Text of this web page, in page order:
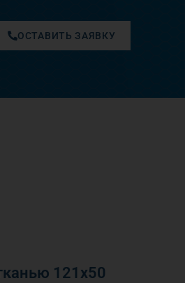
ОСТАВИТЬ ЗАЯВКУ
121х50